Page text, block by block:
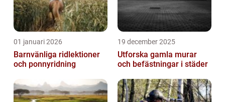
01 januari 2026
Barnvänliga ridlektioner
och ponnyridning
19 december 2025
Utforska gamla murar
och befästningar i städer